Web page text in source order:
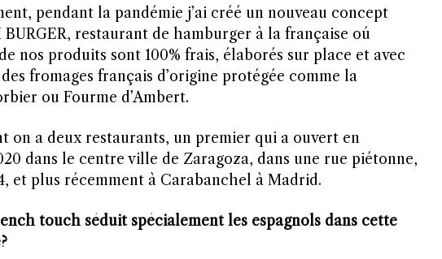
pendant la pandémie j’ai créé un nouveau concept
BURGER, restaurant de hamburger à la française oú
nos produits sont 100% frais, élaborés sur place et avec
fromages français d’origine protégée comme la
ou Fourme d’Ambert.
on a deux restaurants, un premier qui a ouvert en
dans le centre ville de Zaragoza, dans une rue piétonne,
et plus récemment à Carabanchel à Madrid.
touch séduit spécialement les espagnols dans cette